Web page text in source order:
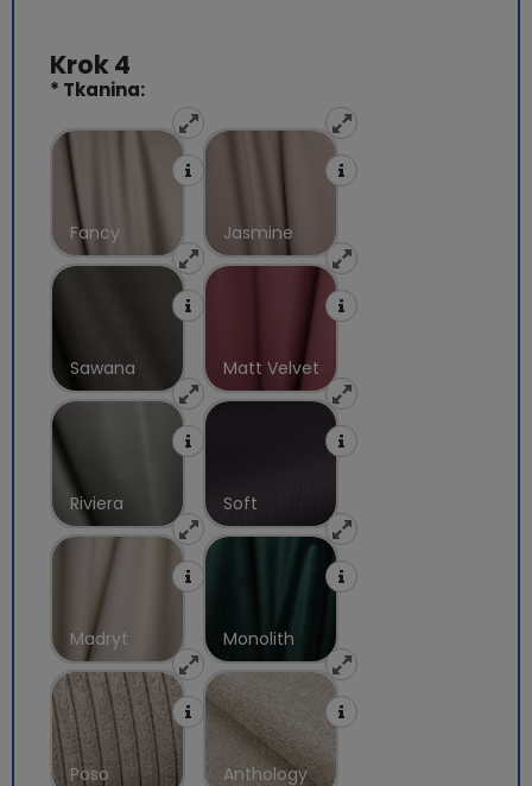
* Tkanina:
Fancy Jasmine
Sawana Matt Velvet
Riviera Soft
Madryt Monolith
Poso Anthology